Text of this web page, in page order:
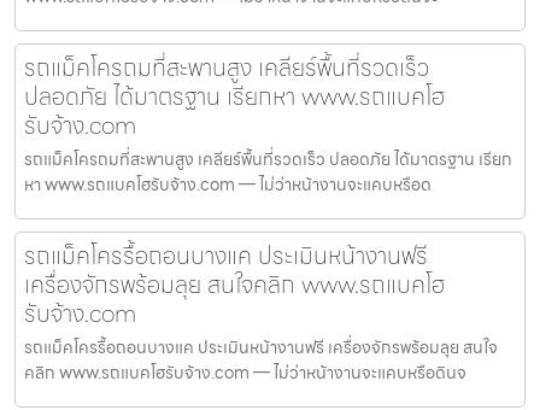
รถแม็คโครถมที่สะพานสูง เคลียร์พื้นที่รวดเร็ว
ปลอดภัย ได้มาตรฐาน เรียกหา www.รถแบคโฮ
รับจ้าง.com
รถแม็คโครถมที่สะพานสูง เคลียร์พื้นที่รวดเร็ว ปลอดภัย ได้มาตรฐาน เรียก
หา www.รถแบคโฮรับจ้าง.com — ไม่ว่าหน้างานจะแคบหรือด
รถแม็คโครรื้อถอนบางแค ประเมินหน้างานฟรี
เครื่องจักรพร้อมลุย สนใจคลิก www.รถแบคโฮ
รับจ้าง.com
รถแม็คโครรื้อถอนบางแค ประเมินหน้างานฟรี เครื่องจักรพร้อมลุย สนใจ
คลิก www.รถแบคโฮรับจ้าง.com — ไม่ว่าหน้างานจะแคบหรือดินจ